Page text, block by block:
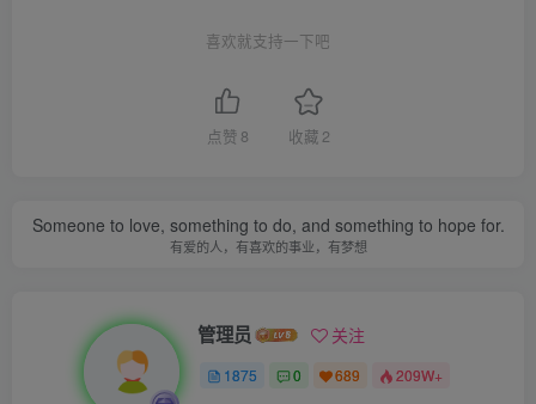
喜欢就支持一下吧
点赞 8 收藏 2
Someone to love, something to do, and something to hope for.
有爱的人，有喜欢的事业，有梦想
管理员 关注
1875 0 689 209W+